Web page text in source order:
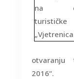
otvaranju
2016“.